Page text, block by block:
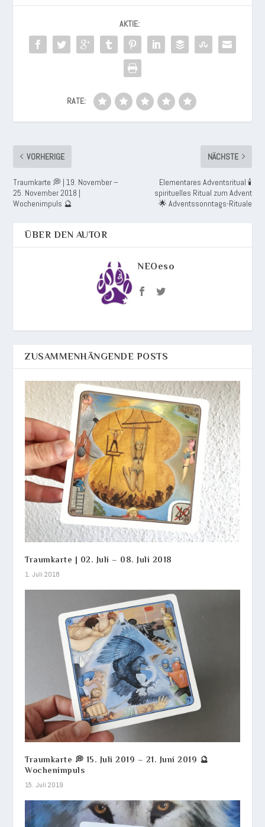
AKTIE:
RATE:
VORHERIGE
Traumkarte 💭 | 19. November –
25. November 2018 |
Wochenimpuls 🔮
NÄCHSTE
Elementares Adventsritual 🕯️
spirituelles Ritual zum Advent
🌟 Adventssonntags-Rituale
ÜBER DEN AUTOR
NEOeso
ZUSAMMENHÄNGENDE POSTS
Traumkarte | 02. Juli – 08. Juli 2018
1. Juli 2018
Traumkarte 💭 15. Juli 2019 – 21. Juni 2019 🔮
Wochenimpuls
15. Juli 2019